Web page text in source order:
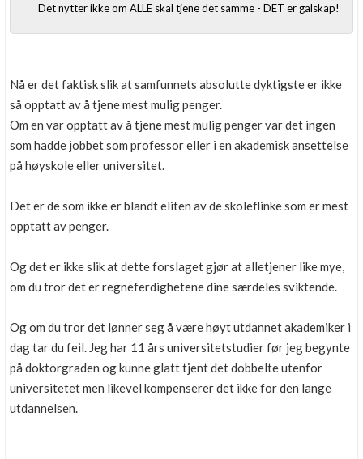
Det nytter ikke om ALLE skal tjene det samme - DET er galskap!
Nå er det faktisk slik at samfunnets absolutte dyktigste er ikke
så opptatt av å tjene mest mulig penger.
Om en var opptatt av å tjene mest mulig penger var det ingen
som hadde jobbet som professor eller i en akademisk ansettelse
på høyskole eller universitet.
Det er de som ikke er blandt eliten av de skoleflinke som er mest
opptatt av penger.
Og det er ikke slik at dette forslaget gjør at alletjener like mye,
om du tror det er regneferdighetene dine særdeles sviktende.
Og om du tror det lønner seg å være høyt utdannet akademiker i
dag tar du feil. Jeg har 11 års universitetstudier før jeg begynte
på doktorgraden og kunne glatt tjent det dobbelte utenfor
universitetet men likevel kompenserer det ikke for den lange
utdannelsen.